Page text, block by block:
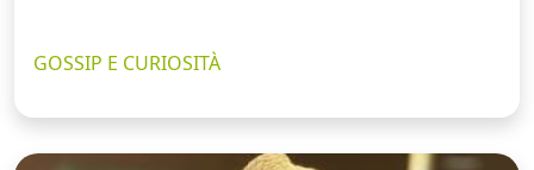
GOSSIP E CURIOSITÀ